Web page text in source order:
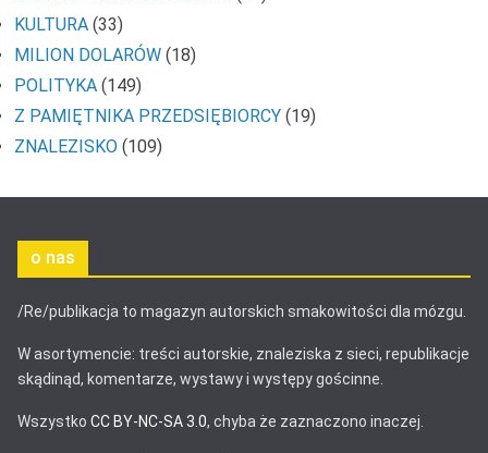
KULTURA (33)
MILION DOLARÓW (18)
POLITYKA (149)
Z PAMIĘTNIKA PRZEDSIĘBIORCY (19)
ZNALEZISKO (109)
o nas
/Re/publikacja to magazyn autorskich smakowitości dla mózgu.
W asortymencie: treści autorskie, znaleziska z sieci, republikacje
skądinąd, komentarze, wystawy i występy gościnne.
Wszystko CC BY-NC-SA 3.0, chyba że zaznaczono inaczej.